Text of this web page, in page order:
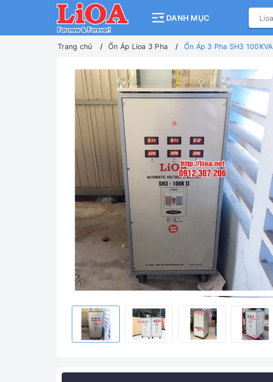
DANH MỤC
Trang chủ Ổn Áp Lioa 3 Pha Ổn Áp 3 Pha SH3 100KVA